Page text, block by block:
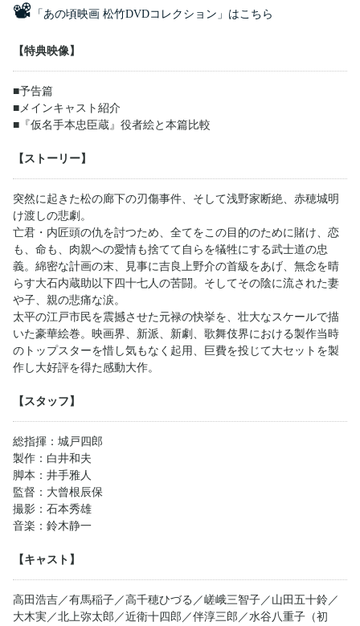
📽 「あの頃映画 松竹DVDコレクション」はこちら
【特典映像】
■予告篇
■メインキャスト紹介
■『仮名手本忠臣蔵』役者絵と本篇比較
【ストーリー】
突然に起きた松の廊下の刃傷事件、そして浅野家断絶、赤穂城明
け渡しの悲劇。
亡君・内匠頭の仇を討つため、全てをこの目的のために賭け、恋
も、命も、肉親への愛情も捨てて自らを犠牲にする武士道の忠
義。綿密な計画の末、見事に吉良上野介の首級をあげ、無念を晴
らす大石内蔵助以下四十七人の苦闘。そしてその陰に流された妻
や子、親の悲痛な涙。
太平の江戸市民を震撼させた元禄の快挙を、壮大なスケールで描
いた豪華絵巻。映画界、新派、新劇、歌舞伎界における製作当時
のトップスターを惜し気もなく起用、巨費を投じて大セットを製
作し大好評を得た感動大作。
【スタッフ】
総指揮：城戸四郎
製作：白井和夫
脚本：井手雅人
監督：大曾根辰保
撮影：石本秀雄
音楽：鈴木静一
【キャスト】
高田浩吉／有馬稲子／高千穂ひづる／嵯峨三智子／山田五十鈴／
大木実／北上弥太郎／近衛十四郎／伴淳三郎／水谷八重子（初